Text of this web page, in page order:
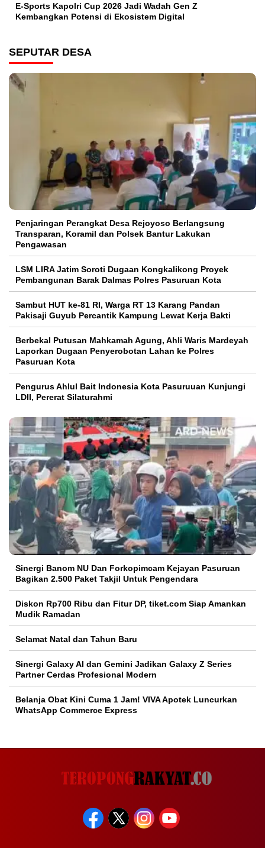
E-Sports Kapolri Cup 2026 Jadi Wadah Gen Z
Kembangkan Potensi di Ekosistem Digital
SEPUTAR DESA
Penjaringan Perangkat Desa Rejoyoso Berlangsung
Transparan, Koramil dan Polsek Bantur Lakukan
Pengawasan
LSM LIRA Jatim Soroti Dugaan Kongkalikong Proyek
Pembangunan Barak Dalmas Polres Pasuruan Kota
Sambut HUT ke-81 RI, Warga RT 13 Karang Pandan
Pakisaji Guyub Percantik Kampung Lewat Kerja Bakti
Berbekal Putusan Mahkamah Agung, Ahli Waris Mardeyah
Laporkan Dugaan Penyerobotan Lahan ke Polres
Pasuruan Kota
Pengurus Ahlul Bait Indonesia Kota Pasuruuan Kunjungi
LDII, Pererat Silaturahmi
Sinergi Banom NU Dan Forkopimcam Kejayan Pasuruan
Bagikan 2.500 Paket Takjil Untuk Pengendara
Diskon Rp700 Ribu dan Fitur DP, tiket.com Siap Amankan
Mudik Ramadan
Selamat Natal dan Tahun Baru
Sinergi Galaxy AI dan Gemini Jadikan Galaxy Z Series
Partner Cerdas Profesional Modern
Belanja Obat Kini Cuma 1 Jam! VIVA Apotek Luncurkan
WhatsApp Commerce Express